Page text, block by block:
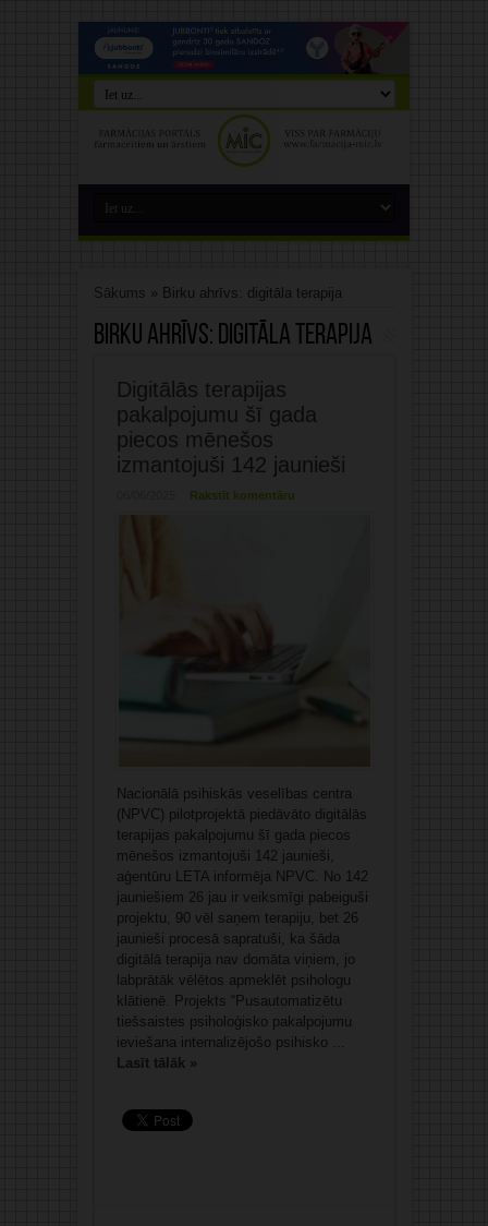
Sākums » Birku ahrīvs: digitāla terapija
Birku ahrīvs: digitāla terapija
Digitālās terapijas
pakalpojumu šī gada
piecos mēnešos
izmantojuši 142 jaunieši
Rakstīt komentāru
Nacionālā psihiskās veselības centra
(NPVC) pilotprojektā piedāvāto digitālās
terapijas pakalpojumu šī gada piecos
mēnešos izmantojuši 142 jaunieši,
aģentūru LETA informēja NPVC. No 142
jauniešiem 26 jau ir veiksmīgi pabeiguši
projektu, 90 vēl saņem terapiju, bet 26
jaunieši procesā sapratuši, ka šāda
digitālā terapija nav domāta viņiem, jo
labprātāk vēlētos apmeklēt psihologu
klātienē. Projekts “Pusautomatizētu
tiešsaistes psiholoģisko pakalpojumu
ieviešana internalizējošo psihisko ...
Lasīt tālāk »